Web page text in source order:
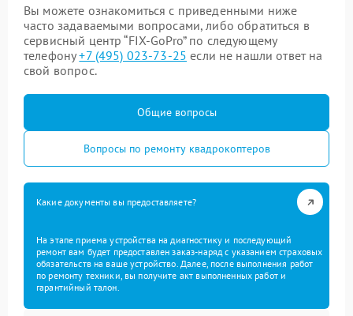
Вы можете ознакомиться с приведенными ниже
часто задаваемыми вопросами, либо обратиться в
сервисный центр “FIX-GoPro” по следующему
телефону+7 (495) 023-73-25 если не нашли ответ на
свой вопрос.
Общие вопросы
Вопросы по ремонту квадрокоптеров
Какие документы вы предоставляете?
На этапе приема устройства на диагностику и последующий
ремонт вам будет предоставлен заказ-наряд с указанием страховых
обязательств на ваше устройство. Далее, после выполнения работ
по ремонту техники, вы получите акт выполненных работ и
гарантийный талон.